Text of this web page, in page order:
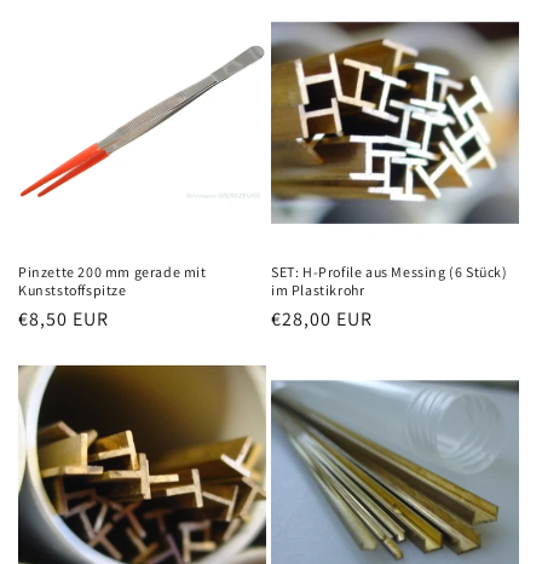
Pinzette 200 mm gerade mit
Kunststoffspitze
Normaler
€8,50 EUR
SET: H-Profile aus Messing (6 Stück)
im Plastikrohr
Normaler
€28,00 EUR